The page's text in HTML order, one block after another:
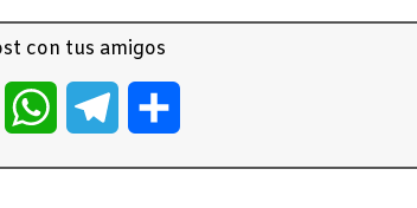
con tus amigos
Email WhatsAppTelegram